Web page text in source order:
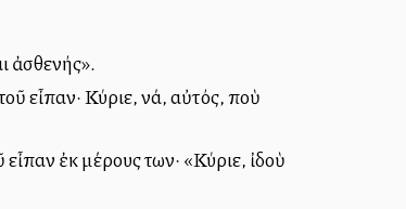
ἀσθενής».
εἶπαν· Κύριε, νά, αὐτός, ποὺ
ἐκ μέρους των· «Κύριε, ἰδοὺ